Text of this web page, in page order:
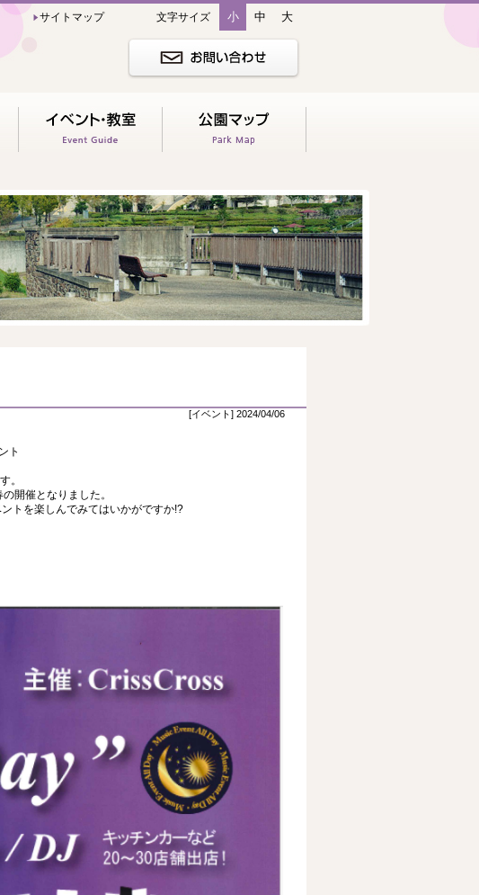
文字サイズ 小 中 大
サイトマップ
[イベント] 2024/04/06
ト
。
開催となりました。
トを楽しんでみてはいかがですか!?